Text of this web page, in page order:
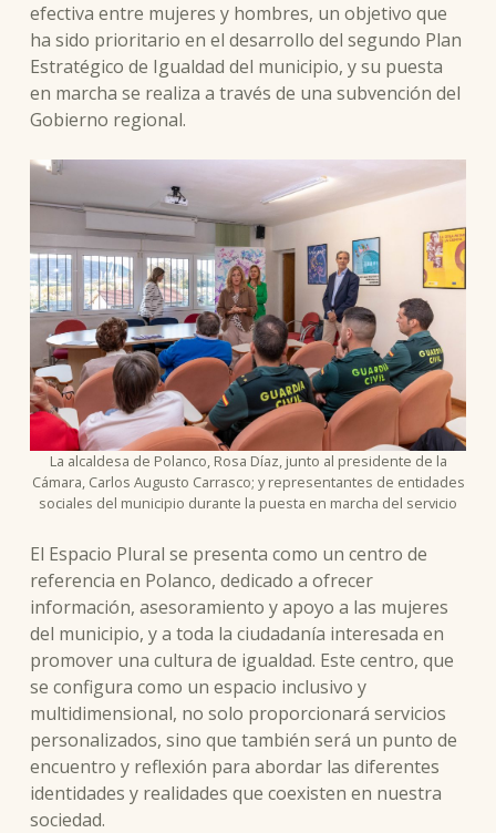
efectiva entre mujeres y hombres, un objetivo que
ha sido prioritario en el desarrollo del segundo Plan
Estratégico de Igualdad del municipio, y su puesta
en marcha se realiza a través de una subvención del
Gobierno regional.
La alcaldesa de Polanco, Rosa Díaz, junto al presidente de la
Cámara, Carlos Augusto Carrasco; y representantes de entidades
sociales del municipio durante la puesta en marcha del servicio
El Espacio Plural se presenta como un centro de
referencia en Polanco, dedicado a ofrecer
información, asesoramiento y apoyo a las mujeres
del municipio, y a toda la ciudadanía interesada en
promover una cultura de igualdad. Este centro, que
se configura como un espacio inclusivo y
multidimensional, no solo proporcionará servicios
personalizados, sino que también será un punto de
encuentro y reflexión para abordar las diferentes
identidades y realidades que coexisten en nuestra
sociedad.